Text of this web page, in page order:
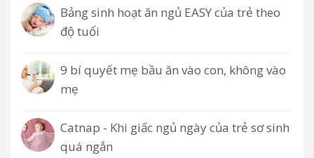
Bảng sinh hoạt ăn ngủ EASY của trẻ theo
độ tuổi
9 bí quyết mẹ bầu ăn vào con, không vào
mẹ
Catnap - Khi giấc ngủ ngày của trẻ sơ sinh
quá ngắn